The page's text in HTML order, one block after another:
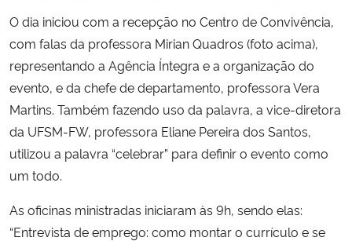
Planalto
O dia iniciou com a recepção no Centro de Convivência,
com falas da professora Mirian Quadros (foto acima),
representando a Agência Íntegra e a organização do
evento, e da chefe de departamento, professora Vera
Martins. Também fazendo uso da palavra, a vice-diretora
da UFSM-FW, professora Eliane Pereira dos Santos,
utilizou a palavra “celebrar” para definir o evento como
um todo.
As oficinas ministradas iniciaram às 9h, sendo elas:
“Entrevista de emprego: como montar o currículo e se